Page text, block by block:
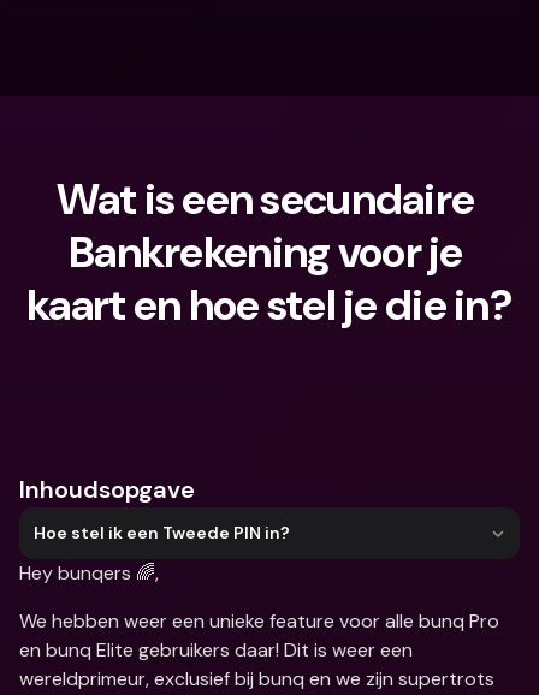
Wat is een secundaire
Bankrekening voor je
kaart en hoe stel je die in?
Inhoudsopgave
Hoe stel ik een Tweede PIN in?
Hey bunqers 🌈,
We hebben weer een unieke feature voor alle bunq Pro
en bunq Elite gebruikers daar! Dit is weer een
wereldprimeur, exclusief bij bunq en we zijn supertrots